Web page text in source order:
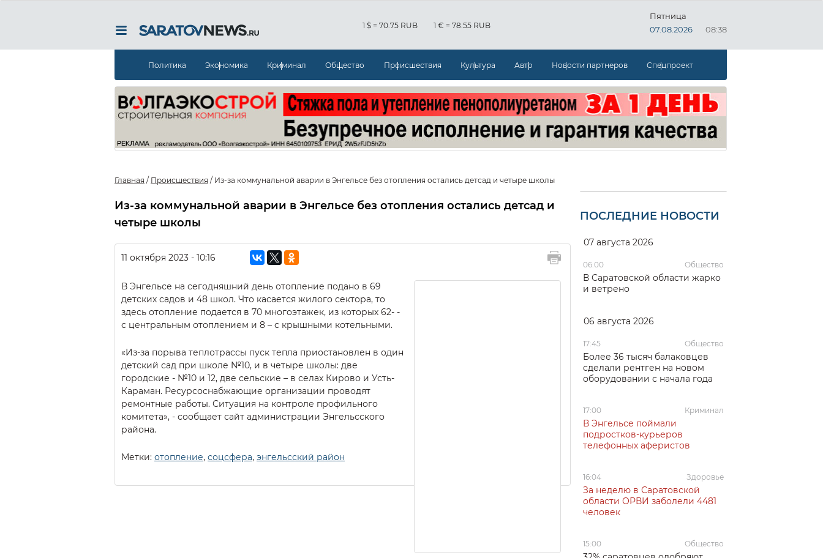
1 $ = 70.75 RUB 1 € = 78.55 RUB
Пятница
07.08.2026
08:38
Политика Экономика Криминал Общество Происшествия Культура Авто Новости партнеров Спецпроект
Главная / Происшествия / Из-за коммунальной аварии в Энгельсе без отопления остались детсад и четыре школы
Из-за коммунальной аварии в Энгельсе без отопления остались детсад и
четыре школы
11 октября 2023 - 10:16
В Энгельсе на сегодняшний день отопление подано в 69
детских садов и 48 школ. Что касается жилого сектора, то
здесь отопление подается в 70 многоэтажек, из которых 62- -
с центральным отоплением и 8 – с крышными котельными.
«Из-за порыва теплотрассы пуск тепла приостановлен в один
детский сад при школе №10, и в четыре школы: две
городские - №10 и 12, две сельские – в селах Кирово и Усть-
Караман. Ресурсоснабжающие организации проводят
ремонтные работы. Ситуация на контроле профильного
комитета», - сообщает сайт администрации Энгельсского
района.
Метки: отопление, соцсфера, энгельсский район
ПОСЛЕДНИЕ НОВОСТИ
07 августа 2026
06:00 Общество
В Саратовской области жарко
и ветрено
06 августа 2026
17:45 Общество
Более 36 тысяч балаковцев
сделали рентген на новом
оборудовании с начала года
17:00 Криминал
В Энгельсе поймали
подростков-курьеров
телефонных аферистов
16:04 Здоровье
За неделю в Саратовской
области ОРВИ заболели 4481
человек
15:00 Общество